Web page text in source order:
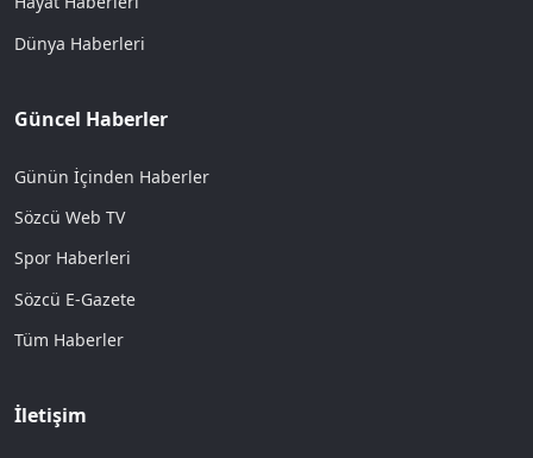
Dünya Haberleri
Güncel Haberler
Günün İçinden Haberler
Sözcü Web TV
Spor Haberleri
Sözcü E-Gazete
Tüm Haberler
İletişim